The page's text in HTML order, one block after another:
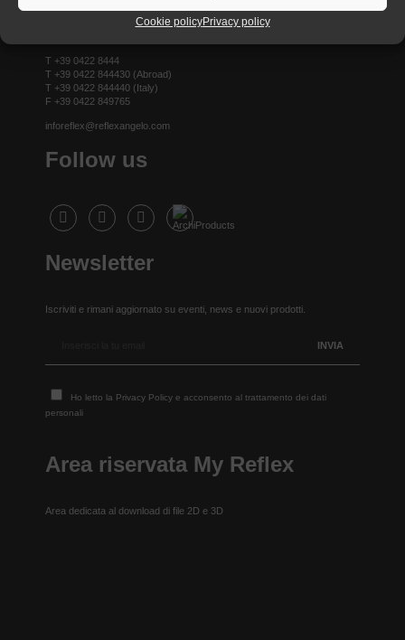
Cookie policyPrivacy policy
T +39 0422 8444
T +39 0422 844430 (Abroad)
T +39 0422 844440 (Italy)
F +39 0422 849765
inforeflex@reflexangelo.com
Follow us
Newsletter
Iscriviti e rimani aggiornato su eventi, news e nuovi prodotti.
Ho letto la Privacy Policy e acconsento al trattamento dei dati
personali
Area riservata My Reflex
Area dedicata al download di file 2D e 3D